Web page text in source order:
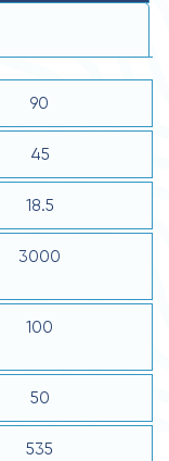
90
45
18.5
3000
100
50
535